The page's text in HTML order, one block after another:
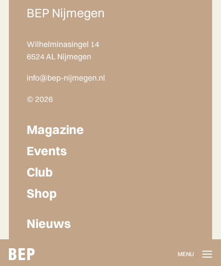
BEP Nijmegen
Wilhelminasingel 14
6524 AL Nijmegen
info@bep-nijmegen.nl
© 2026
Magazine
Events
Club
Shop
Nieuws
Lidmaatschap